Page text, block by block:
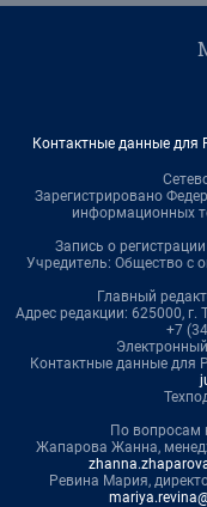
Контактные данные для
Зарегистрировано
информационных
Запись о
Учредитель: Общество с
Главный
Адрес редакции: 625000, г.
+7
Контактные данные для
По вопросам
Жапарова Жанна,
Ревина Мария,